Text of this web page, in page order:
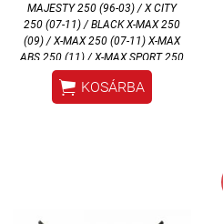
MAJESTY 250 (96-03) / X CITY
250 (07-11) /BLACK X-MAX 250
(09) / X-MAX 250 (07-11) X-MAX
ABS 250 (11) / X-MAX SPORT 250
(11) / VERSITY 300 (03-06)
 KOSÁRBA